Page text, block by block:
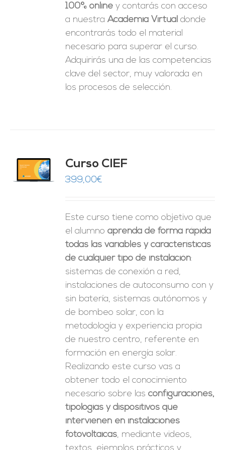
100% online y contarás con acceso
a nuestraAcademia Virtual donde
encontrarás todo el material
necesario para superar el curso.
Adquirirás una de las competencias
clave del sector, muy valorada en
los procesos de selección.
Curso CIEF
399,00€
Este curso tiene como objetivo que
el alumnoaprenda de forma rápida
todas las variables y características
de cualquier tipo de instalación:
sistemas de conexión a red,
instalaciones de autoconsumo con y
sin batería, sistemas autónomos y
de bombeo solar, con la
metodología y experiencia propia
de nuestro centro, referente en
formación en energía solar.
Realizando este curso vas a
obtener todo el conocimiento
necesario sobre lasconfiguraciones,
tipologías y dispositivos que
intervienen en instalaciones
fotovoltaicas, mediante videos,